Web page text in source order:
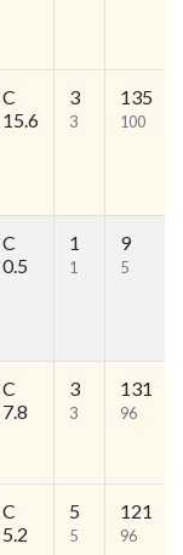
C
15.6
3
3
135
100
C
0.5
1
1
9
5
C
7.8
3
3
131
96
C
5.2
5
5
121
96